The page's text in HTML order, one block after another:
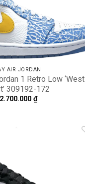
AIR JORDAN
1 Retro Low ‘West
309192-172
₫